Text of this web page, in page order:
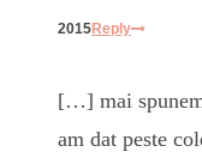
2015Reply
[…] mai
am dat peste